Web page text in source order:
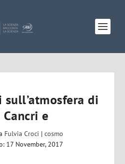
di
e
Fulvia Croci | cosmo
17 November, 2017